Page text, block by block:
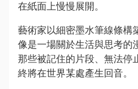
聯
絡
我
們
在紙面上慢慢展開。
藝術家以細密墨水筆線條構
像是一場關於生活與思考的
那些被記住的片段、無法停
終將在世界某處產生回音。